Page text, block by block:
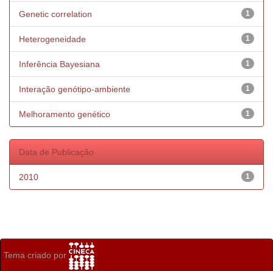
1
Genetic correlation
1
Heterogeneidade
1
Inferência Bayesiana
1
Interação genótipo-ambiente
1
Melhoramento genético
Data de Publicação
1
2010
Tema criado por